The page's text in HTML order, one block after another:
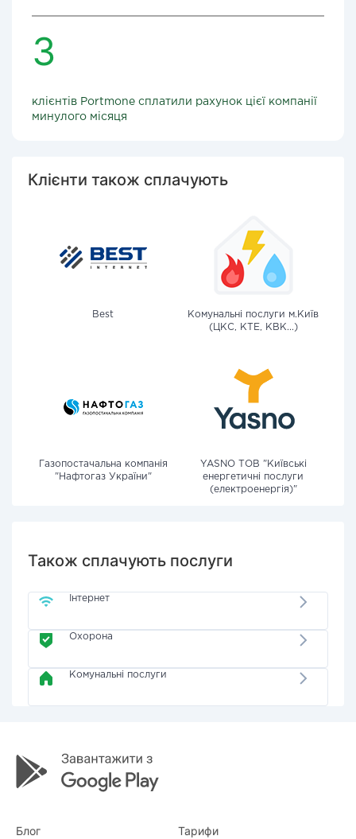
3
клієнтів Portmone сплатили рахунок цієї компанії
минулого місяця
Клієнти також сплачують
Best
Комунальні послуги м.Київ
(ЦКС, КТЕ, КВК...)
Газопостачальна компанія
"Нафтогаз України"
YASNO ТОВ "Київські
енергетичні послуги
(електроенергія)"
Також сплачують послуги
Інтернет
Охорона
Комунальні послуги
Блог Тарифи